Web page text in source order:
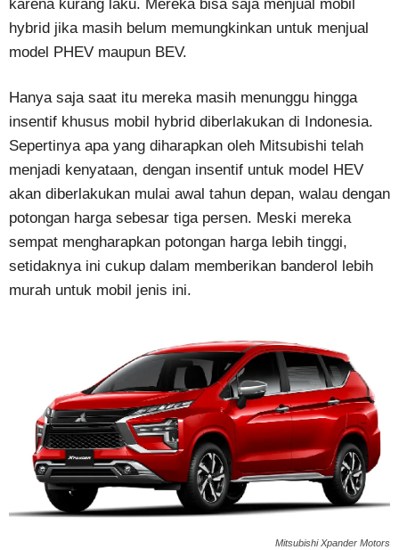
karena kurang laku. Mereka bisa saja menjual mobil
hybrid jika masih belum memungkinkan untuk menjual
model PHEV maupun BEV.
Hanya saja saat itu mereka masih menunggu hingga
insentif khusus mobil hybrid diberlakukan di Indonesia.
Sepertinya apa yang diharapkan oleh Mitsubishi telah
menjadi kenyataan, dengan insentif untuk model HEV
akan diberlakukan mulai awal tahun depan, walau dengan
potongan harga sebesar tiga persen. Meski mereka
sempat mengharapkan potongan harga lebih tinggi,
setidaknya ini cukup dalam memberikan banderol lebih
murah untuk mobil jenis ini.
Mitsubishi Xpander Motors